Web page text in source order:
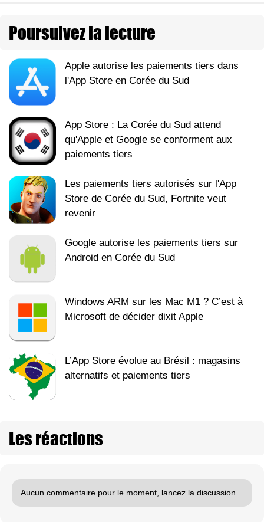
Poursuivez la lecture
Apple autorise les paiements tiers dans
l'App Store en Corée du Sud
App Store : La Corée du Sud attend
qu'Apple et Google se conforment aux
paiements tiers
Les paiements tiers autorisés sur l'App
Store de Corée du Sud, Fortnite veut
revenir
Google autorise les paiements tiers sur
Android en Corée du Sud
Windows ARM sur les Mac M1 ? C’est à
Microsoft de décider dixit Apple
L’App Store évolue au Brésil : magasins
alternatifs et paiements tiers
Les réactions
Aucun commentaire pour le moment, lancez la discussion.